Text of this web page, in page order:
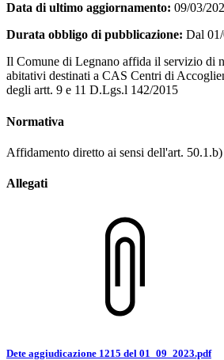
Data di ultimo aggiornamento: 09/03/
Durata obbligo di pubblicazione: Dal
Il Comune di Legnano affida il servizio di
abitativi destinati a CAS Centri di
degli artt. 9 e 11 D.Lgs.l 142/2015
Normativa
Affidamento diretto ai sensi dell'art.
Allegati
Dete aggiudicazione 1215 del 01_09_2023.pdf